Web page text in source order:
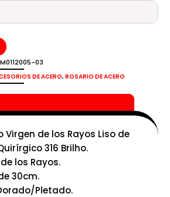
03
DE ACERO, ROSARIO DE ACERO
Virgen de los Rayos Liso de
316 Brilho.
los Rayos.
30cm.
Pletado.